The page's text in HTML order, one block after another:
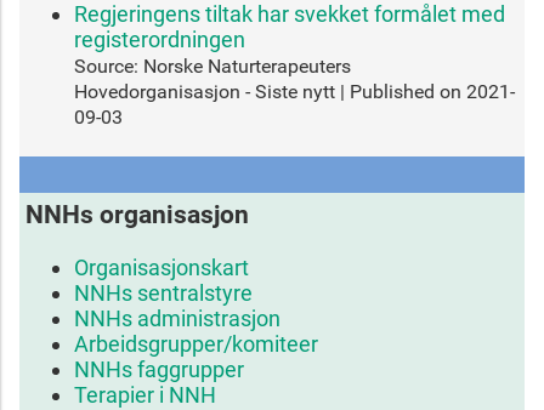
Regjeringens tiltak har svekket formålet med
registerordningen
Source: Norske Naturterapeuters
Hovedorganisasjon - Siste nytt
Published on 2021-
09-03
NNHs organisasjon
Organisasjonskart
NNHs sentralstyre
NNHs administrasjon
Arbeidsgrupper/komiteer
NNHs faggrupper
Terapier i NNH